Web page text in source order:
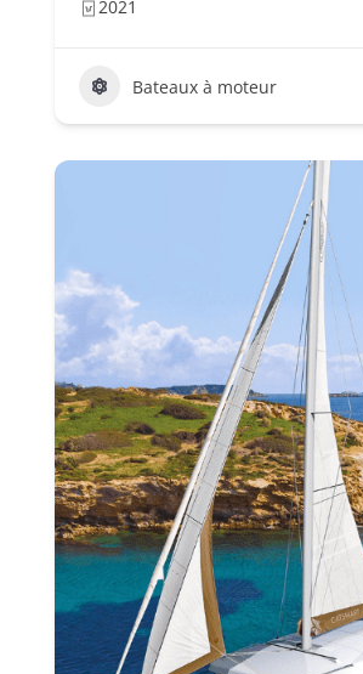
2021
Bateaux à moteur